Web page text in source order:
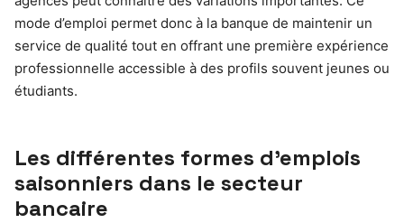
mode d’emploi permet donc à la banque de maintenir un
service de qualité tout en offrant une première expérience
professionnelle accessible à des profils souvent jeunes ou
étudiants.
Les différentes formes d’emplois
saisonniers dans le secteur
bancaire